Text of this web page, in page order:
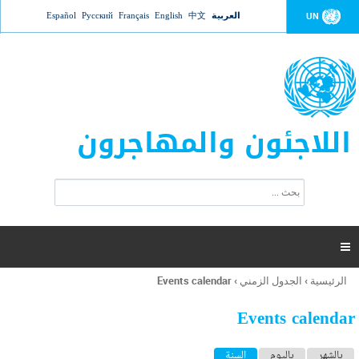
Jump to navigation UN العربية 中文
English
Français
Русский
Español
اللاجئون والمهاجرون
ت
ر
ل
ح
ب

أنت
هنا
الرئيسية › الجدول الزمني ›
Events calendar
Events calendar